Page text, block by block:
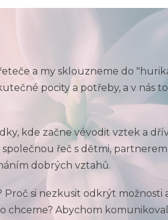
a my sklouzneme do
pocity a potřeby, a v nás
kde začne vévodit vztek a
řeč s dětmi,
dobrých vztahů.
Proč si nezkusit odkrýt
chceme? Abychom